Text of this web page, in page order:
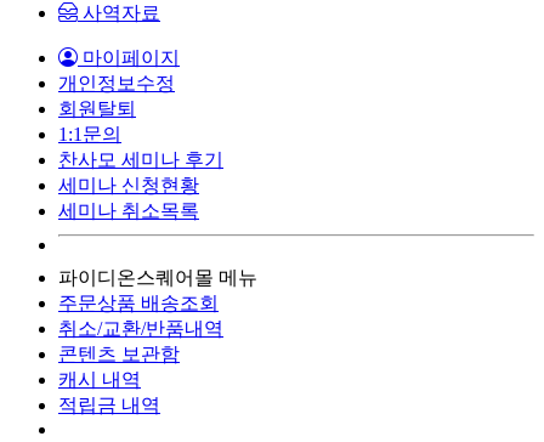
사역자료
마이페이지
개인정보수정
회원탈퇴
1:1문의
찬사모 세미나 후기
세미나 신청현황
세미나 취소목록
파이디온스퀘어몰 메뉴
주문상품 배송조회
취소/교환/반품내역
콘텐츠 보관함
캐시 내역
적립금 내역